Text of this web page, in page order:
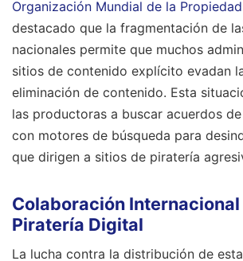
Organización Mundial de la
destacado que la fragmentación de
nacionales permite que muchos
sitios de contenido explícito evadan
eliminación de contenido. Esta
las productoras a buscar acuerdos
con motores de búsqueda para
que dirigen a sitios de piratería
Colaboración Internacional
Piratería Digital
La lucha contra la distribución de